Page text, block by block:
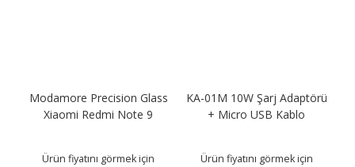
Modamore Precision Glass
Xiaomi Redmi Note 9
Ürün fiyatını görmek için
KA-01M 10W Şarj Adaptörü
+ Micro USB Kablo
Ürün fiyatını görmek için